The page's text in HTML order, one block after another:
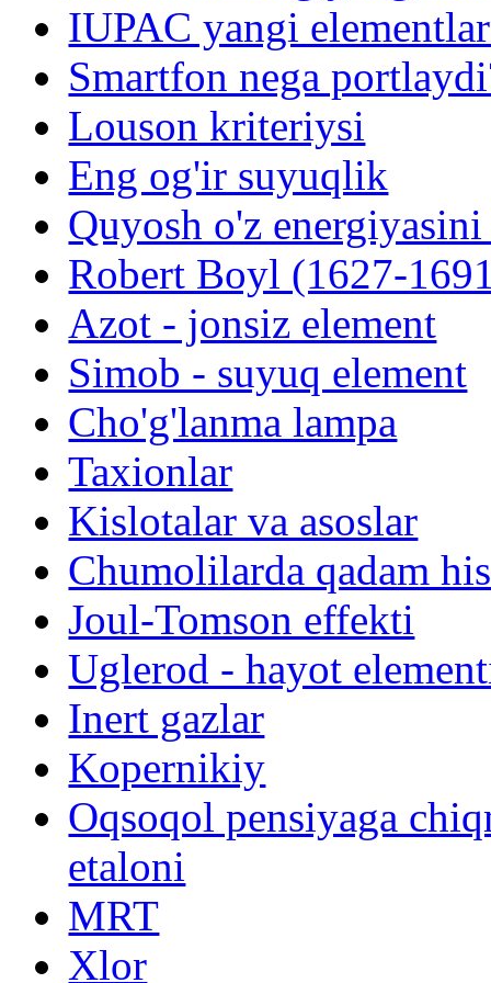
IUPAC yangi
Smartfon nega
Louson kriteriysi
Eng og'ir suyuqlik
Quyosh o'z
Robert Boyl (1627-
Azot - jonsiz element
Simob - suyuq element
Cho'g'lanma lampa
Taxionlar
Kislotalar va asoslar
Chumolilarda qadam
Joul-Tomson effekti
Uglerod - hayot
Inert gazlar
Kopernikiy
Oqsoqol pensiyaga
etaloni
MRT
Xlor